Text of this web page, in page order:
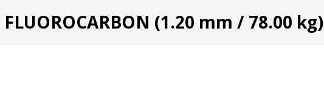
(1.20 mm / 78.00 kg)